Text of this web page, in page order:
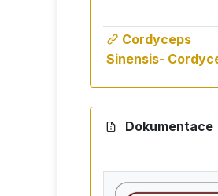
Cordyceps
Sinensis-
Dokumentace